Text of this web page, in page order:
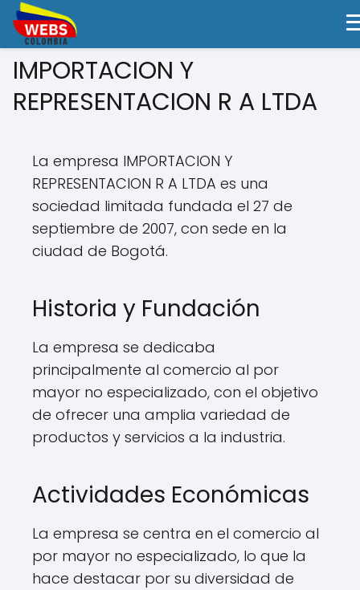
IMPORTACION Y
REPRESENTACION R A LTDA
La empresa IMPORTACION Y
REPRESENTACION R A LTDA es una
sociedad limitada fundada el 27 de
septiembre de 2007, con sede en la
ciudad de Bogotá.
Historia y Fundación
La empresa se dedicaba
principalmente al comercio al por
mayor no especializado, con el objetivo
de ofrecer una amplia variedad de
productos y servicios a la industria.
Actividades Económicas
La empresa se centra en el comercio al
por mayor no especializado, lo que la
hace destacar por su diversidad de